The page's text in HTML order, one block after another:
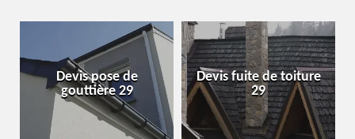
Devis pose de
gouttière 29
Devis fuite de toiture
29